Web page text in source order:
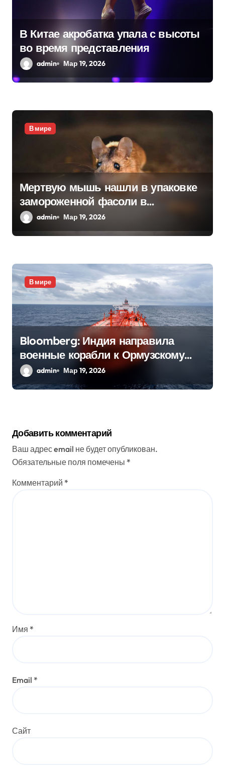
п
и
В Китае акробатка упала с высоты
во время представления
admin Мар 19, 2026
В мире
Мертвую мышь нашли в упаковке
замороженной фасоли в
Нидерландах
admin Мар 19, 2026
В мире
Bloomberg: Индия направила
военные корабли к Ормузскому
проливу
admin Мар 19, 2026
Добавить комментарий
Ваш адрес email не будет опубликован.
Обязательные поля помечены *
Комментарий *
Имя *
Email *
Сайт